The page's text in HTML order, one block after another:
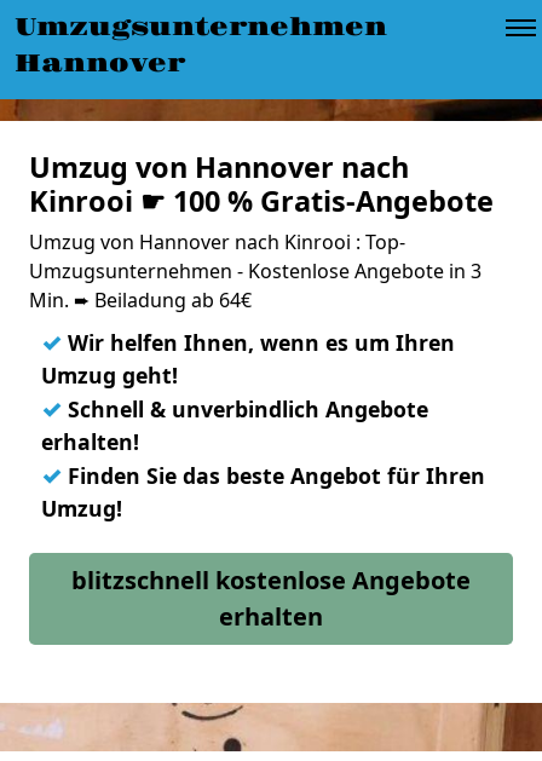
Umzugsunternehmen
Hannover
Umzug von Hannover nach
Kinrooi ☛ 100 % Gratis-Angebote
Umzug von Hannover nach Kinrooi : Top-
Umzugsunternehmen - Kostenlose Angebote in 3
Min. ➨ Beiladung ab 64€
✓ Wir helfen Ihnen, wenn es um Ihren
Umzug geht!
✓ Schnell & unverbindlich Angebote
erhalten!
✓ Finden Sie das beste Angebot für Ihren
Umzug!
blitzschnell kostenlose Angebote
erhalten